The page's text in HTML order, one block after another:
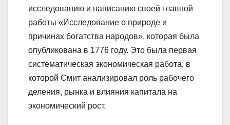
исследованию и написанию своей главной
работы «Исследование о природе и
причинах богатства народов», которая была
опубликована в 1776 году. Это была первая
систематическая экономическая работа, в
которой Смит анализировал роль рабочего
деления, рынка и влияния капитала на
экономический рост.